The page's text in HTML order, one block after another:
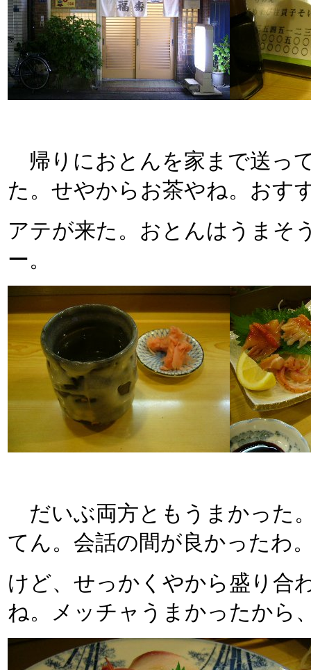
帰りにおとんを家まで送っ
た。せやからお茶やね。おす
アテが来た。おとんはうまそ
ー。
だいぶ両方ともうまかった
てん。会話の間が良かったわ
けど、せっかくやから盛り合
ね。メッチャうまかったから